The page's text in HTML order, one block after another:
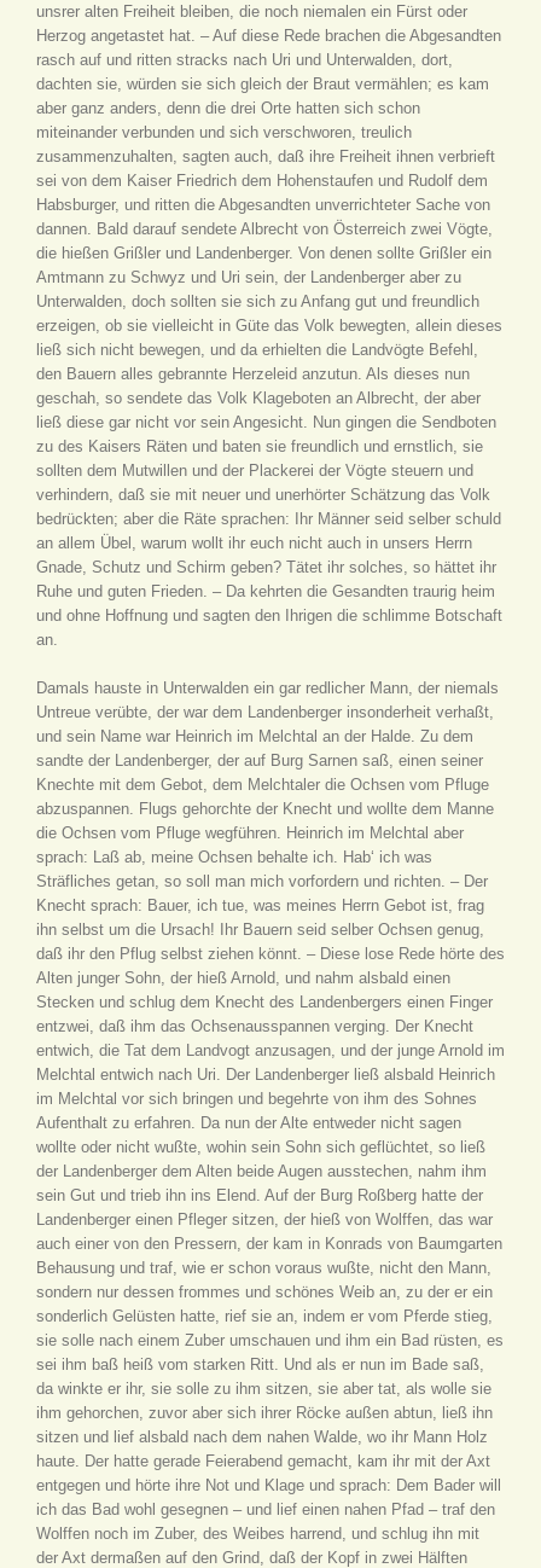
unsrer alten Freiheit bleiben, die noch niemalen ein Fürst oder
Herzog angetastet hat. – Auf diese Rede brachen die Abgesandten
rasch auf und ritten stracks nach Uri und Unterwalden, dort,
dachten sie, würden sie sich gleich der Braut vermählen; es kam
aber ganz anders, denn die drei Orte hatten sich schon
miteinander verbunden und sich verschworen, treulich
zusammenzuhalten, sagten auch, daß ihre Freiheit ihnen verbrieft
sei von dem Kaiser Friedrich dem Hohenstaufen und Rudolf dem
Habsburger, und ritten die Abgesandten unverrichteter Sache von
dannen. Bald darauf sendete Albrecht von Österreich zwei Vögte,
die hießen Grißler und Landenberger. Von denen sollte Grißler ein
Amtmann zu Schwyz und Uri sein, der Landenberger aber zu
Unterwalden, doch sollten sie sich zu Anfang gut und freundlich
erzeigen, ob sie vielleicht in Güte das Volk bewegten, allein dieses
ließ sich nicht bewegen, und da erhielten die Landvögte Befehl,
den Bauern alles gebrannte Herzeleid anzutun. Als dieses nun
geschah, so sendete das Volk Klageboten an Albrecht, der aber
ließ diese gar nicht vor sein Angesicht. Nun gingen die Sendboten
zu des Kaisers Räten und baten sie freundlich und ernstlich, sie
sollten dem Mutwillen und der Plackerei der Vögte steuern und
verhindern, daß sie mit neuer und unerhörter Schätzung das Volk
bedrückten; aber die Räte sprachen: Ihr Männer seid selber schuld
an allem Übel, warum wollt ihr euch nicht auch in unsers Herrn
Gnade, Schutz und Schirm geben? Tätet ihr solches, so hättet ihr
Ruhe und guten Frieden. – Da kehrten die Gesandten traurig heim
und ohne Hoffnung und sagten den Ihrigen die schlimme Botschaft
an.
Damals hauste in Unterwalden ein gar redlicher Mann, der niemals
Untreue verübte, der war dem Landenberger insonderheit verhaßt,
und sein Name war Heinrich im Melchtal an der Halde. Zu dem
sandte der Landenberger, der auf Burg Sarnen saß, einen seiner
Knechte mit dem Gebot, dem Melchtaler die Ochsen vom Pfluge
abzuspannen. Flugs gehorchte der Knecht und wollte dem Manne
die Ochsen vom Pfluge wegführen. Heinrich im Melchtal aber
sprach: Laß ab, meine Ochsen behalte ich. Hab‘ ich was
Sträfliches getan, so soll man mich vorfordern und richten. – Der
Knecht sprach: Bauer, ich tue, was meines Herrn Gebot ist, frag
ihn selbst um die Ursach! Ihr Bauern seid selber Ochsen genug,
daß ihr den Pflug selbst ziehen könnt. – Diese lose Rede hörte des
Alten junger Sohn, der hieß Arnold, und nahm alsbald einen
Stecken und schlug dem Knecht des Landenbergers einen Finger
entzwei, daß ihm das Ochsenausspannen verging. Der Knecht
entwich, die Tat dem Landvogt anzusagen, und der junge Arnold im
Melchtal entwich nach Uri. Der Landenberger ließ alsbald Heinrich
im Melchtal vor sich bringen und begehrte von ihm des Sohnes
Aufenthalt zu erfahren. Da nun der Alte entweder nicht sagen
wollte oder nicht wußte, wohin sein Sohn sich geflüchtet, so ließ
der Landenberger dem Alten beide Augen ausstechen, nahm ihm
sein Gut und trieb ihn ins Elend. Auf der Burg Roßberg hatte der
Landenberger einen Pfleger sitzen, der hieß von Wolffen, das war
auch einer von den Pressern, der kam in Konrads von Baumgarten
Behausung und traf, wie er schon voraus wußte, nicht den Mann,
sondern nur dessen frommes und schönes Weib an, zu der er ein
sonderlich Gelüsten hatte, rief sie an, indem er vom Pferde stieg,
sie solle nach einem Zuber umschauen und ihm ein Bad rüsten, es
sei ihm baß heiß vom starken Ritt. Und als er nun im Bade saß,
da winkte er ihr, sie solle zu ihm sitzen, sie aber tat, als wolle sie
ihm gehorchen, zuvor aber sich ihrer Röcke außen abtun, ließ ihn
sitzen und lief alsbald nach dem nahen Walde, wo ihr Mann Holz
haute. Der hatte gerade Feierabend gemacht, kam ihr mit der Axt
entgegen und hörte ihre Not und Klage und sprach: Dem Bader will
ich das Bad wohl gesegnen – und lief einen nahen Pfad – traf den
Wolffen noch im Zuber, des Weibes harrend, und schlug ihn mit
der Axt dermaßen auf den Grind, daß der Kopf in zwei Hälften